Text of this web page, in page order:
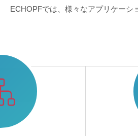
ECHOPFでは、様々なアプリケーシ